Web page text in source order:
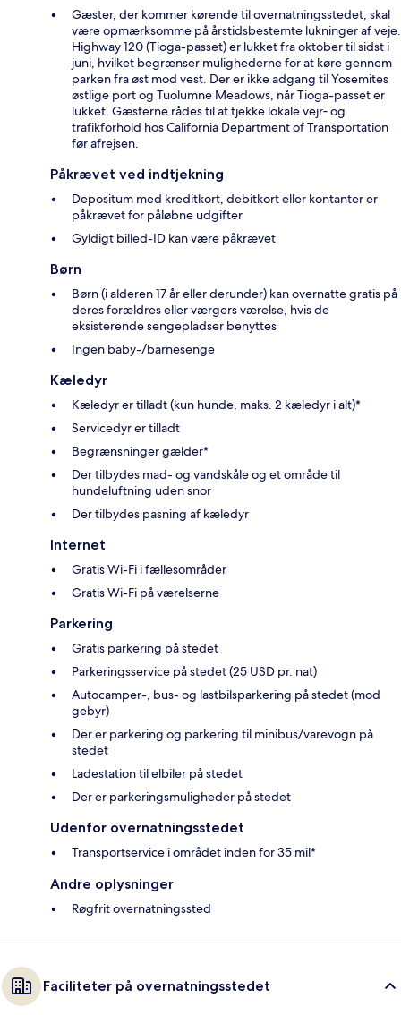
Gæster, der kommer kørende til overnatningsstedet, skal
være opmærksomme på årstidsbestemte lukninger af veje.
Highway 120 (Tioga-passet) er lukket fra oktober til sidst i
juni, hvilket begrænser mulighederne for at køre gennem
parken fra øst mod vest. Der er ikke adgang til Yosemites
østlige port og Tuolumne Meadows, når Tioga-passet er
lukket. Gæsterne rådes til at tjekke lokale vejr‑ og
trafikforhold hos California Department of Transportation
før afrejsen.
Påkrævet ved indtjekning
Depositum med kreditkort, debitkort eller kontanter er
påkrævet for påløbne udgifter
Gyldigt billed-ID kan være påkrævet
Børn
Børn (i alderen 17 år eller derunder) kan overnatte gratis på
deres forældres eller værgers værelse, hvis de
eksisterende sengepladser benyttes
Ingen baby-/barnesenge
Kæledyr
Kæledyr er tilladt (kun hunde, maks. 2 kæledyr i alt)*
Servicedyr er tilladt
Begrænsninger gælder*
Der tilbydes mad- og vandskåle og et område til
hundeluftning uden snor
Der tilbydes pasning af kæledyr
Internet
Gratis Wi-Fi i fællesområder
Gratis Wi-Fi på værelserne
Parkering
Gratis parkering på stedet
Parkeringsservice på stedet (25 USD pr. nat)
Autocamper-, bus- og lastbilsparkering på stedet (mod
gebyr)
Der er parkering og parkering til minibus/varevogn på
stedet
Ladestation til elbiler på stedet
Der er parkeringsmuligheder på stedet
Udenfor overnatningsstedet
Transportservice i området inden for 35 mil*
Andre oplysninger
Røgfrit overnatningssted
Faciliteter på overnatningsstedet